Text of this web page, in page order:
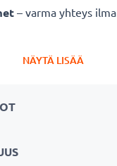
– varma yhteys
valmistettu ja
seuraavien
(video) /
NÄYTÄ LISÄÄ